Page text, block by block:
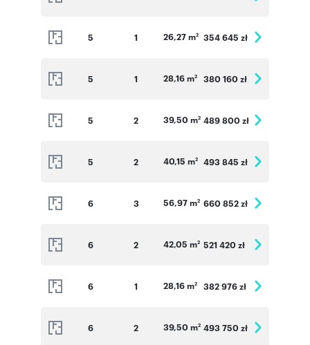
5 1 26,27 m2 354 645 zł
5 1 28,16 m2 380 160 zł
5 2 39,50 m2 489 800 zł
5 2 40,15 m2 493 845 zł
6 3 56,97 m2 660 852 zł
6 2 42,05 m2 521 420 zł
6 1 28,16 m2 382 976 zł
6 2 39,50 m2 493 750 zł